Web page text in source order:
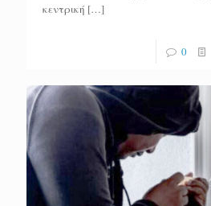
κεντρική […]
0